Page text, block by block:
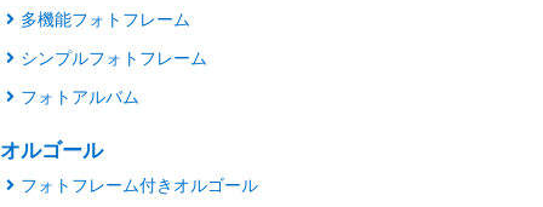
多機能フォトフレーム
シンプルフォトフレーム
フォトアルバム
オルゴール
フォトフレーム付きオルゴール